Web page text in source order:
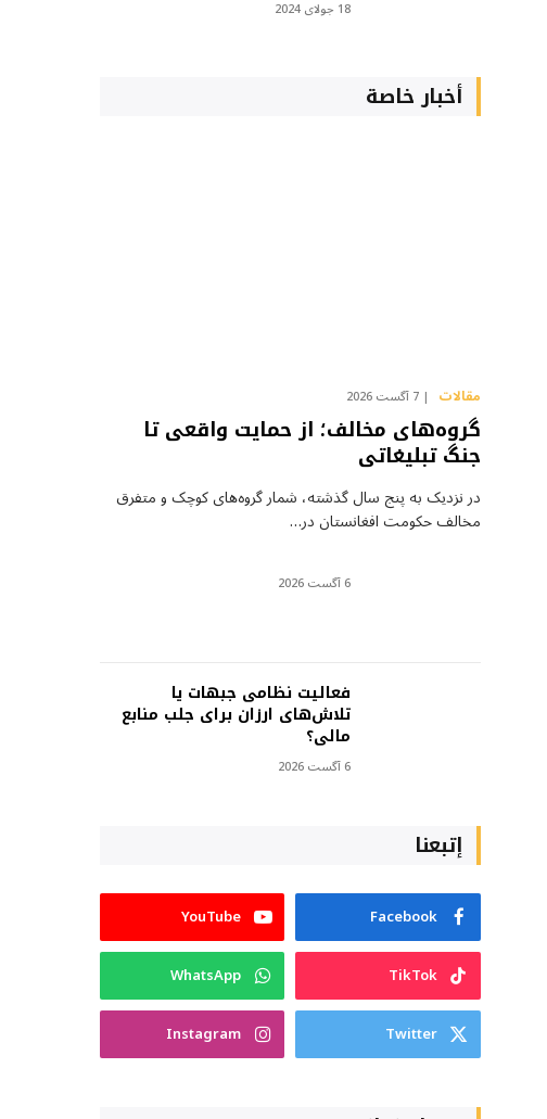
18 جولای 2024
أخبار خاصة
مقالات 7 آگست 2026
گروه‌های مخالف؛ از حمایت واقعی تا
جنگ تبلیغاتی
در نزدیک به پنج سال گذشته، شمار گروه‌های کوچک و متفرق
مخالف حکومت افغانستان در…
6 آگست 2026
فعالیت نظامی جبهات یا
تلاش‌های ارزان برای جلب منابع
مالی؟
6 آگست 2026
إتبعنا
Facebook
YouTube
TikTok
WhatsApp
Twitter
Instagram